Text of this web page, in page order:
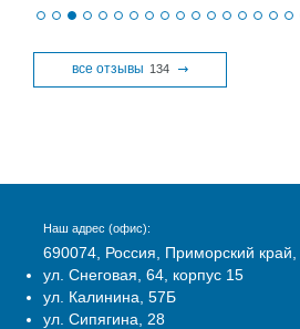
все отзывы 134
Наш адрес (офис):
690074, Россия, Приморский край,
ул. Снеговая, 64, корпус 15
ул. Калинина, 57Б
ул. Сипягина, 28